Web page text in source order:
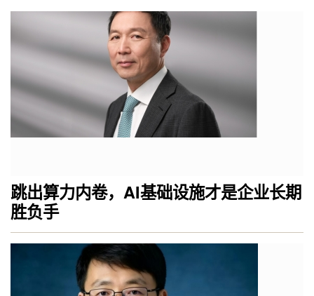
跳出算力内卷，AI基础设施才是企业长期
胜负手